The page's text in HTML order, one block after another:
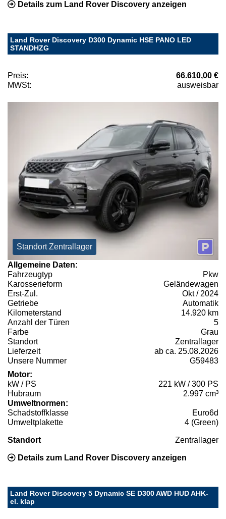
Details zum Land Rover Discovery anzeigen
Land Rover Discovery D300 Dynamic HSE PANO LED
STANDHZG
Preis:
66.610,00 €
MWSt:
ausweisbar
Standort Zentrallager
Allgemeine Daten:
Fahrzeugtyp
Pkw
Karosserieform
Geländewagen
Erst-Zul.
Okt / 2024
Getriebe
Automatik
Kilometerstand
14.920 km
Anzahl der Türen
5
Farbe
Grau
Standort
Zentrallager
Lieferzeit
ab ca. 25.08.2026
Unsere Nummer
G59483
Motor:
kW / PS
221 kW / 300 PS
Hubraum
2.997 cm³
Umweltnormen:
Schadstoffklasse
Euro6d
Umweltplakette
4 (Green)
Standort Zentrallager
Details zum Land Rover Discovery anzeigen
Land Rover Discovery 5 Dynamic SE D300 AWD HUD AHK-
el. klap